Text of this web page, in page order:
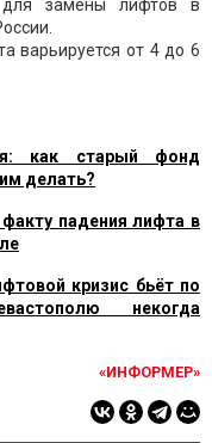
замены лифтов в
варьируется от 4 до 6
как старый фонд
делать?
падения лифта в
кризис бьёт по
некогда
«ИНФОРМЕР»